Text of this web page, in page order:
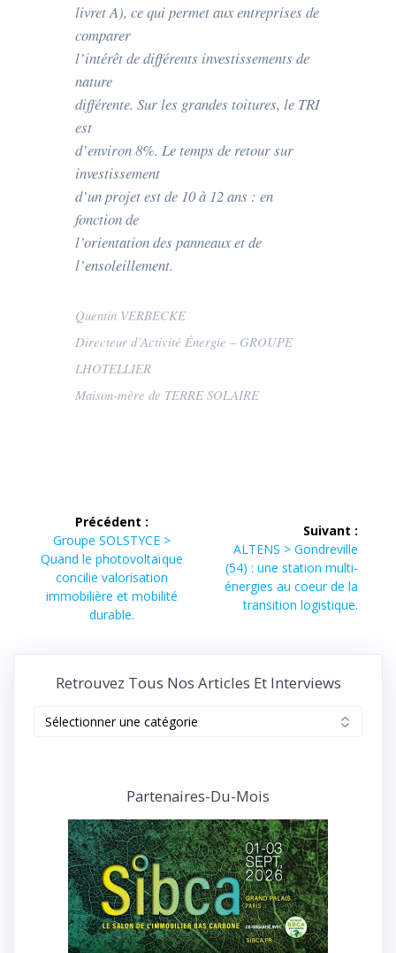
livret A), ce qui permet aux entreprises de
comparer
l’intérêt de différents investissements de
nature
différente. Sur les grandes toitures, le TRI
est
d’environ 8%. Le temps de retour sur
investissement
d’un projet est de 10 à 12 ans : en
fonction de
l’orientation des panneaux et de
l’ensoleillement.
Quentin VERBECKE
Directeur d’Activité Énergie – GROUPE
LHOTELLIER
Maison-mère de TERRE SOLAIRE
Navigation
de
l’article
Précédent :
Article
précédent :
Groupe SOLSTYCE >
Quand le photovoltaïque
concilie valorisation
immobilière et mobilité
durable.
Suivant :
Article
suivant :
ALTENS > Gondreville
(54) : une station multi-
énergies au coeur de la
transition logistique.
Retrouvez Tous Nos Articles Et Interviews
interviews
Partenaires-Du-Mois